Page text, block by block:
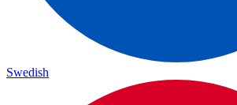
Swedish